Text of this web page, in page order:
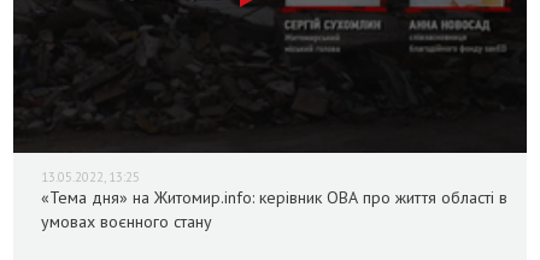
13.05.2022, 13:25
«Тема дня» на Житомир.info: керівник ОВА про життя області в
умовах воєнного стану